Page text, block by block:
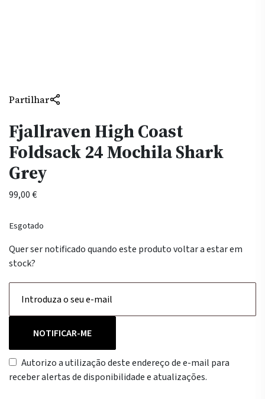
Partilhar
Fjallraven High Coast
Foldsack 24 Mochila Shark
Grey
99,00€
Esgotado
Quer ser notificado quando este produto voltar a estar em
stock?
NOTIFICAR-ME
Autorizo a utilização deste endereço de e-mail para
receber alertas de disponibilidade e atualizações.